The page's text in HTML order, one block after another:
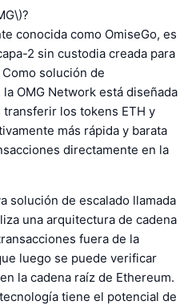
conocida como OmiseGo, es
2 sin custodia creada para
solución de
OMG Network está diseñada
los tokens ETH y
más rápida y barata
directamente en la
solución de escalado llamada
una arquitectura de cadena
fuera de la
luego se puede verificar
la cadena raíz de Ethereum.
tiene el potencial de